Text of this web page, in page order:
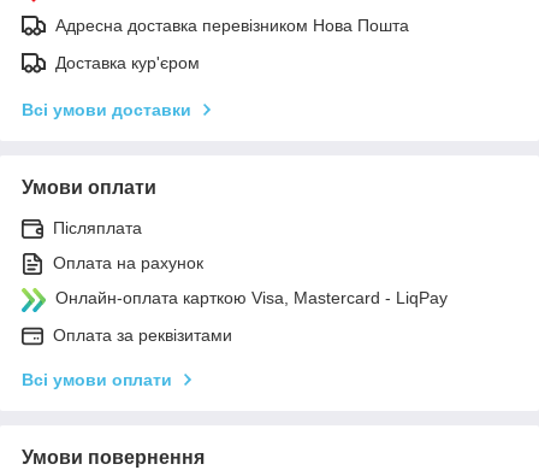
Адресна доставка перевізником Нова Пошта
Доставка кур'єром
Всі умови доставки
Умови оплати
Післяплата
Оплата на рахунок
Онлайн-оплата карткою Visa, Mastercard - LiqPay
Оплата за реквізитами
Всі умови оплати
Умови повернення